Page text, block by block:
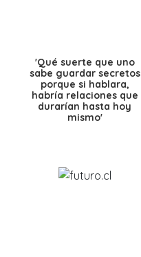
'Qué suerte que uno
sabe guardar secretos
porque si hablara,
habría relaciones que
durarían hasta hoy
mismo'